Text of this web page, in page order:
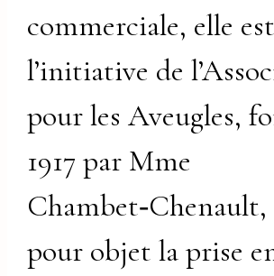
commerciale, elle
l’initiative de
pour les Aveugles,
1917 par Mme
pour objet la prise